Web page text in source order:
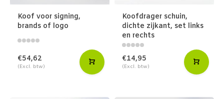
Koof voor signing,
brands of logo
€54,62
(Excl. btw)
Koofdrager schuin,
dichte zijkant, set links
en rechts
€14,95
(Excl. btw)